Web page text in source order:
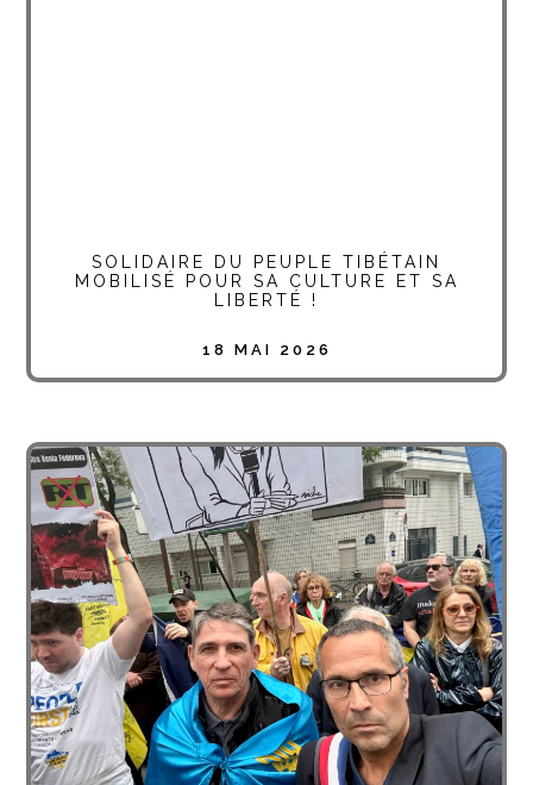
SOLIDAIRE DU PEUPLE TIBÉTAIN
MOBILISÉ POUR SA CULTURE ET SA
LIBERTÉ !
18 MAI 2026